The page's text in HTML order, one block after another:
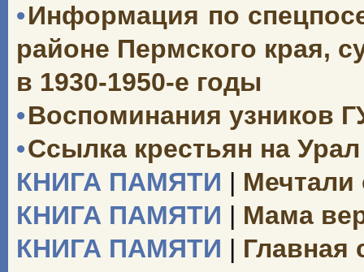
•Информация по
районе Пермского края,
в 1930-1950-е годы
•Воспоминания узников
•Ссылка крестьян на
КНИГА ПАМЯТИ | Мечтали
КНИГА ПАМЯТИ | Мама
КНИГА ПАМЯТИ | Главная